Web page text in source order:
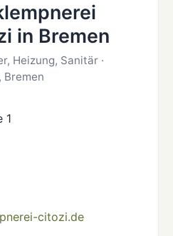
in Bremen
Heizung, Sanitär ·
Bremen
1
citozi.de